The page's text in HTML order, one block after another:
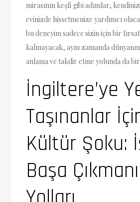
mirasının keşfi gibi adımlar,
evinizde hissetmenize yardımcı
bu deneyim sadece sizin için bir
kalmayacak, aynı zamanda
anlama ve takdir etme yolunda da bir
İngiltere’ye
Taşınanlar
Kültür Şoku:
Başa